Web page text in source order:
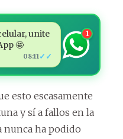
unite
🤩
08:11✓✓
1
esto escasamente
y sí a fallos en la
nunca ha podido